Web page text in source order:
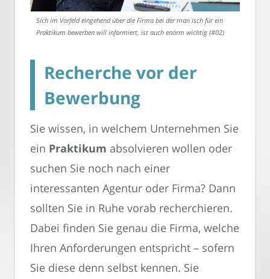
Sich im Vorfeld eingehend über die Firma bei der man isch für ein
Praktikum bewerben will informiert, ist auch enórm wichtig (#02)
Recherche vor der
Bewerbung
Sie wissen, in welchem Unternehmen Sie
ein Praktikum absolvieren wollen oder
suchen Sie noch nach einer
interessanten Agentur oder Firma? Dann
sollten Sie in Ruhe vorab recherchieren.
Dabei finden Sie genau die Firma, welche
Ihren Anforderungen entspricht – sofern
Sie diese denn selbst kennen. Sie